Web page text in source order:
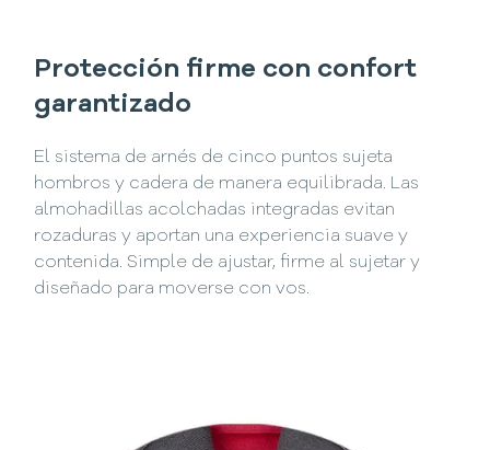
Protección firme con confort
garantizado
El sistema de arnés de cinco puntos sujeta
hombros y cadera de manera equilibrada. Las
almohadillas acolchadas integradas evitan
rozaduras y aportan una experiencia suave y
contenida. Simple de ajustar, firme al sujetar y
diseñado para moverse con vos.